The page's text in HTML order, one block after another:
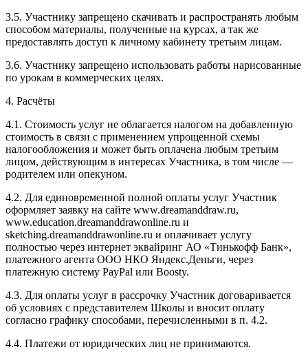
3.5. Участнику запрещено скачивать и распространять любым
способом материалы, полученные на курсах, а так же
предоставлять доступ к личному кабинету третьим лицам.
3.6. Участнику запрещено использовать работы нарисованные
по урокам в коммерческих целях.
4. Расчёты
4.1. Cтоимость услуг не облагается налогом на добавленную
стоимость в связи с применением упрощенной схемы
налогообложения и может быть оплачена любым третьим
лицом, действующим в интересах Участника, в том числе —
родителем или опекуном.
4.2. Для единовременной полной оплаты услуг Участник
оформляет заявку на сайте www.dreamanddraw.ru,
www.education.dreamanddrawonline.ru и
sketching.dreamanddrawonline.ru и оплачивает услугу
полностью через интернет эквайринг АО «Тинькофф Банк»,
платежного агента ООО НКО Яндекс.Деньги, через
платежную систему PayPal или Boosty.
4.3. Для оплаты услуг в рассрочку Участник договаривается
об условиях с представителем Школы и вносит оплату
согласно графику способами, перечисленными в п. 4.2.
4.4. Платежи от юридических лиц не принимаются.